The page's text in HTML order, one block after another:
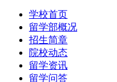
学校首页
留学部概况
招生简章
院校动态
留学资讯
留学问答